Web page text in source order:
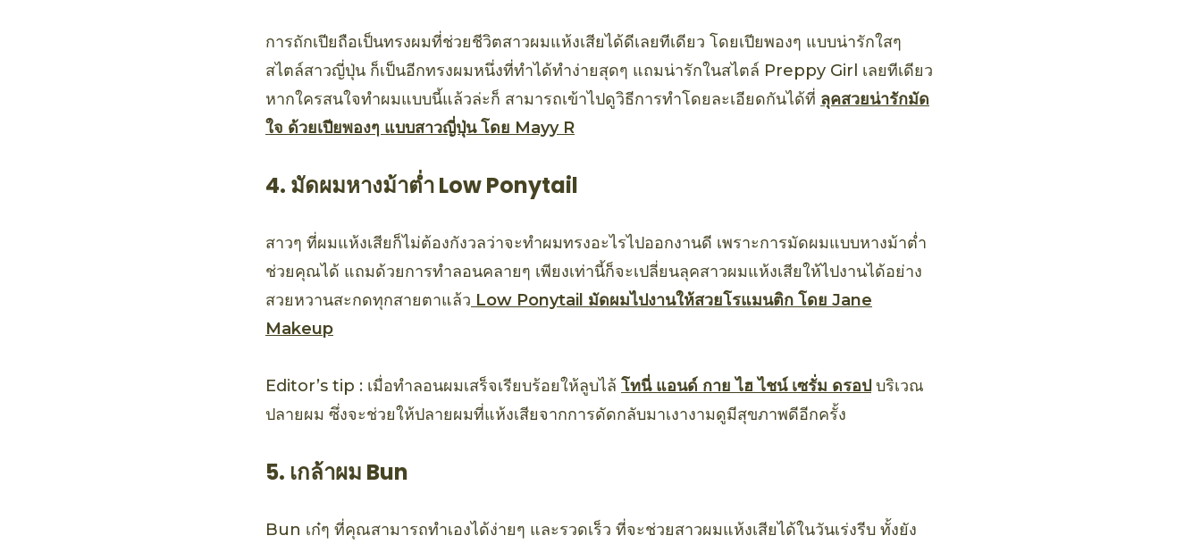
การถักเปียถือเป็นทรงผมที่ช่วยชีวิตสาวผมแห้งเสียได้ดีเลยทีเดียว โดยเปียพองๆ แบบน่ารักใสๆ
สไตล์สาวญี่ปุ่น ก็เป็นอีกทรงผมหนึ่งที่ทำได้ทำง่ายสุดๆ แถมน่ารักในสไตล์ Preppy Girl เลยทีเดียว
หากใครสนใจทำผมแบบนี้แล้วล่ะก็ สามารถเข้าไปดูวิธีการทำโดยละเอียดกันได้ที่ ลุคสวยน่ารักมัด
ใจ ด้วยเปียพองๆ แบบสาวญี่ปุ่น โดย Mayy R
4. มัดผมหางม้าต่ำ Low Ponytail
สาวๆ ที่ผมแห้งเสียก็ไม่ต้องกังวลว่าจะทำผมทรงอะไรไปออกงานดี เพราะการมัดผมแบบหางม้าต่ำ
ช่วยคุณได้ แถมด้วยการทำลอนคลายๆ เพียงเท่านี้ก็จะเปลี่ยนลุคสาวผมแห้งเสียให้ไปงานได้อย่าง
สวยหวานสะกดทุกสายตาแล้ว Low Ponytail มัดผมไปงานให้สวยโรแมนติก โดย Jane
Makeup
Editor’s tip : เมื่อทำลอนผมเสร็จเรียบร้อยให้ลูบไล้ โทนี่ แอนด์ กาย ไฮ ไชน์ เซรั่ม ดรอปบริเวณ
ปลายผม ซึ่งจะช่วยให้ปลายผมที่แห้งเสียจากการดัดกลับมาเงางามดูมีสุขภาพดีอีกครั้ง
5. เกล้าผม Bun
Bun เก๋ๆ ที่คุณสามารถทำเองได้ง่ายๆ และรวดเร็ว ที่จะช่วยสาวผมแห้งเสียได้ในวันเร่งรีบ ทั้งยัง